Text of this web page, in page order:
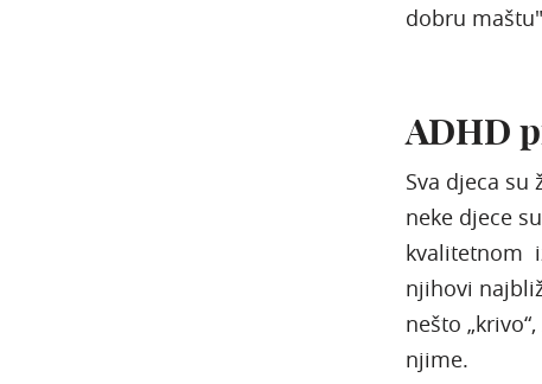
dobru
ADHD
Sva djeca su
neke djece
kvalitetnom
njihovi
nešto
njime.